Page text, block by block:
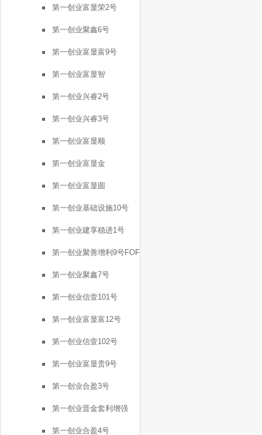
强FOF1号
第一创业富显荣2号
第一创业聚鑫6号
第一创业富显富9号
第一创业富显智
第一创业兴睿2号
第一创业兴睿3号
第一创业富显顺
第一创业富显金
第一创业富显圆
第一创业基础设施10号
第一创业建享稳进1号
第一创业聚善增利9号FOF
第一创业聚鑫7号
第一创业信壹101号
第一创业富显富12号
第一创业信壹102号
第一创业富显贵9号
第一创业合盈3号
第一创业晋金套利增强
FOF2号
第一创业合盈4号